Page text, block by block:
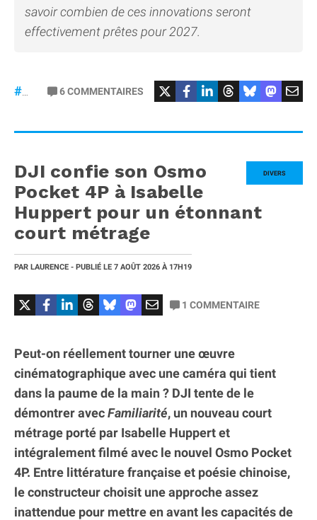
savoir combien de ces innovations seront
effectivement prêtes pour 2027.
6COMMENTAIRES
DIVERS
DJI confie son Osmo
Pocket 4P à Isabelle
Huppert pour un étonnant
court métrage
PAR LAURENCE - PUBLIÉ LE 7 AOÛT 2026 À 17H19
1 COMMENTAIRE
Peut-on réellement tourner une œuvre
cinématographique avec une caméra qui tient
dans la paume de la main ? DJI tente de le
démontrer avecFamiliarité, un nouveau court
métrage porté par Isabelle Huppert et
intégralement filmé avec le nouvel Osmo Pocket
4P. Entre littérature française et poésie chinoise,
le constructeur choisit une approche assez
inattendue pour mettre en avant les capacités de